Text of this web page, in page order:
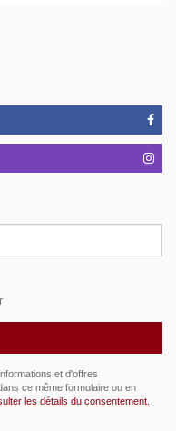
et d'offres
ce même formulaire ou en
les détails du consentement.